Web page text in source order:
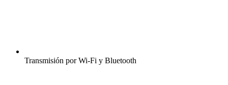
Transmisión por Wi-Fi y Bluetooth